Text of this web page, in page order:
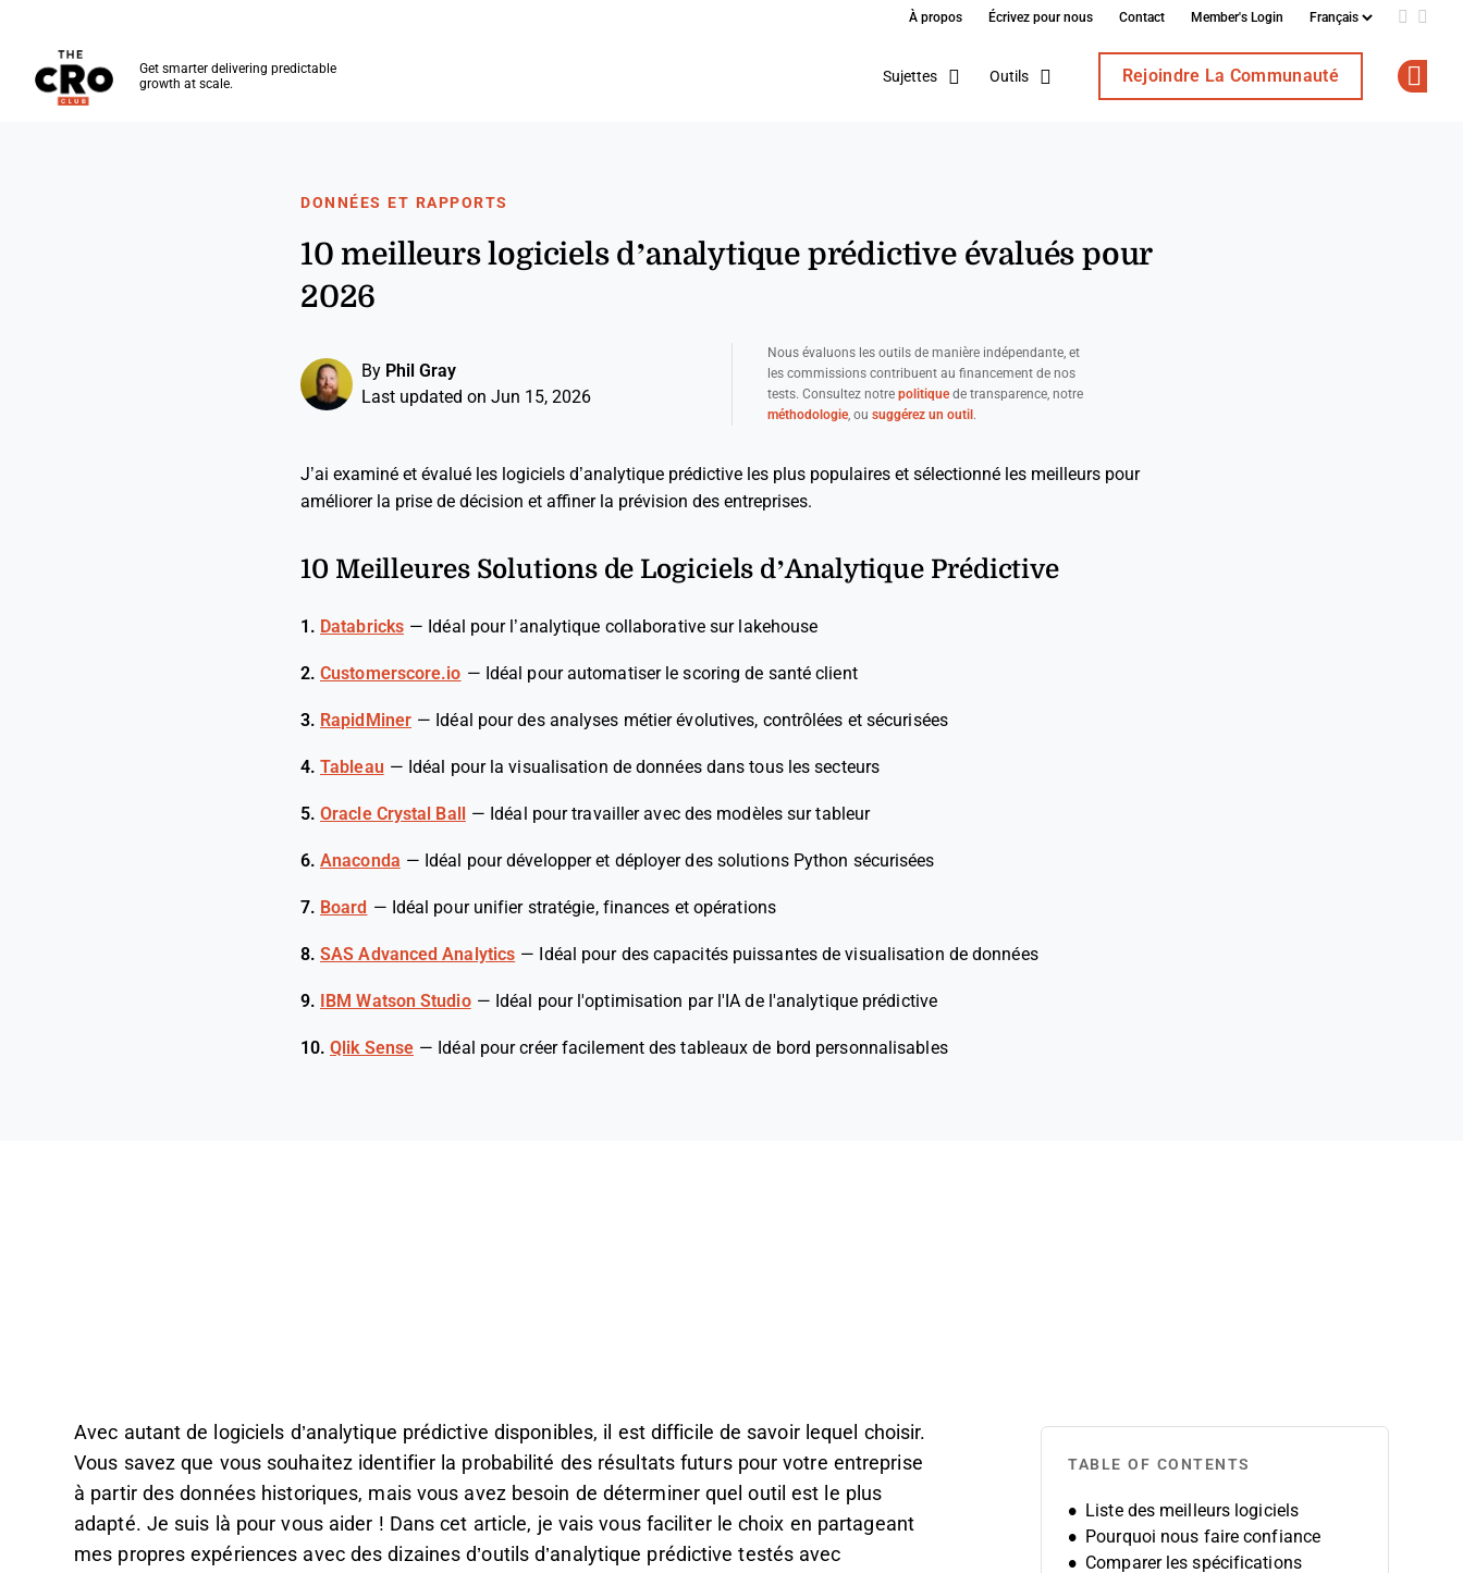
À propos Écrivez pour nous Contact Member's Login Add us
Get smarter delivering predictable
growth at scale.
Sujettes Outils Rejoindre La Communauté
DONNÉES ET RAPPORTS
10 meilleurs logiciels d’analytique prédictive évalués pour
2026
By Phil Gray
Last updated on Jun 15, 2026
Nous évaluons les outils de manière indépendante, et
les commissions contribuent au financement de nos
tests. Consultez notre politiquede transparence, notre
méthodologie, ou suggérez un outil .
J’ai examiné et évalué les logiciels d’analytique prédictive les plus populaires et sélectionné les meilleurs pour
améliorer la prise de décision et affiner la prévision des entreprises.
10 Meilleures Solutions de Logiciels d’Analytique Prédictive
1. Databricks — Idéal pour l’analytique collaborative sur lakehouse
2. Customerscore.io — Idéal pour automatiser le scoring de santé client
3. RapidMiner — Idéal pour des analyses métier évolutives, contrôlées et sécurisées
4. Tableau — Idéal pour la visualisation de données dans tous les secteurs
5. Oracle Crystal Ball — Idéal pour travailler avec des modèles sur tableur
6. Anaconda — Idéal pour développer et déployer des solutions Python sécurisées
7. Board — Idéal pour unifier stratégie, finances et opérations
8. SAS Advanced Analytics — Idéal pour des capacités puissantes de visualisation de données
9. IBM Watson Studio — Idéal pour l'optimisation par l'IA de l'analytique prédictive
10. Qlik Sense — Idéal pour créer facilement des tableaux de bord personnalisables
Avec autant de logiciels d’analytique prédictive disponibles, il est difficile de savoir lequel choisir.
Vous savez que vous souhaitez identifier la probabilité des résultats futurs pour votre entreprise
à partir des données historiques, mais vous avez besoin de déterminer quel outil est le plus
adapté. Je suis là pour vous aider ! Dans cet article, je vais vous faciliter le choix en partageant
mes propres expériences avec des dizaines d’outils d’analytique prédictive testés avec
TABLE OF CONTENTS
Liste des meilleurs logiciels
Pourquoi nous faire confiance
Comparer les spécifications